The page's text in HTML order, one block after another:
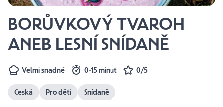
BORŮVKOVÝ TVAROH
ANEB LESNÍ SNÍDANĚ
Velmi snadné 0-15 minut 0/5
Česká Pro děti Snídaně